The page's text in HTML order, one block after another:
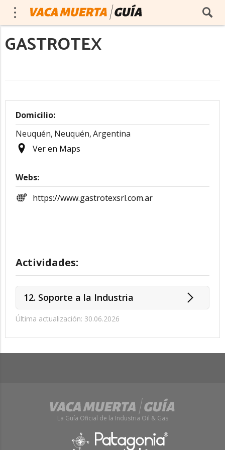
GASTROTEX
Domicilio:
Neuquén, Neuquén,Argentina
Ver en Maps
Webs:
https://www.gastrotexsrl.com.ar
Actividades:
12. Soporte a la Industria
Última actualización: 30.06.2026
La Guía Oficial de la Industria Oil & Gas